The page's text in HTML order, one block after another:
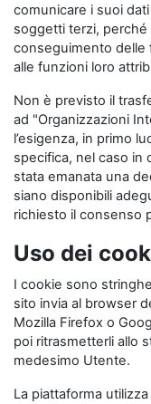
comunicare i suoi
soggetti terzi, perché
conseguimento delle
alle funzioni loro
Non è previsto il
ad "Organizzazioni
l’esigenza, in primo
specifica, nel caso in
stata emanata una
siano disponibili
richiesto il consenso
Uso dei
I cookie sono
sito invia al browser
Mozilla Firefox o
poi ritrasmetterli allo
medesimo Utente.
La piattaforma